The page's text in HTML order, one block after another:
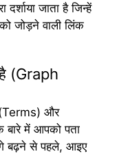
जाता है जिन्हें
जोड़ने वाली लिंक
है (Graph
(Terms) और
बारे में आपको पता
बढ़ने से पहले, आइए